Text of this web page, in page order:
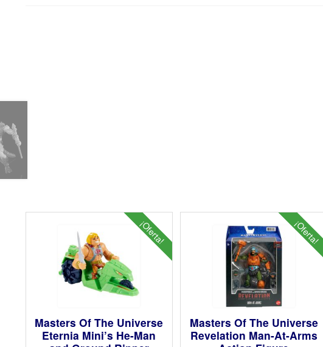
¡Oferta!
Masters Of The Universe
Eternia Mini’s He-Man
¡Oferta!
Masters Of The Universe
Revelation Man-At-Arms